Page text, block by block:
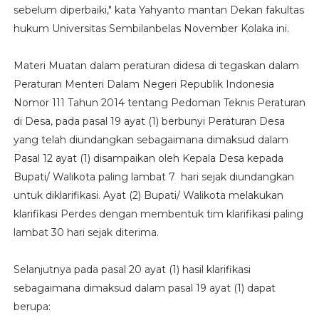
sebelum diperbaiki," kata Yahyanto mantan Dekan fakultas
hukum Universitas Sembilanbelas November Kolaka ini.
Materi Muatan dalam peraturan didesa di tegaskan dalam
Peraturan Menteri Dalam Negeri Republik Indonesia
Nomor 111 Tahun 2014 tentang Pedoman Teknis Peraturan
di Desa, pada pasal 19 ayat (1) berbunyi Peraturan Desa
yang telah diundangkan sebagaimana dimaksud dalam
Pasal 12 ayat (1) disampaikan oleh Kepala Desa kepada
Bupati/ Walikota paling lambat 7 hari sejak diundangkan
untuk diklarifikasi. Ayat (2) Bupati/ Walikota melakukan
klarifikasi Perdes dengan membentuk tim klarifikasi paling
lambat 30 hari sejak diterima.
Selanjutnya pada pasal 20 ayat (1) hasil klarifikasi
sebagaimana dimaksud dalam pasal 19 ayat (1) dapat
berupa: